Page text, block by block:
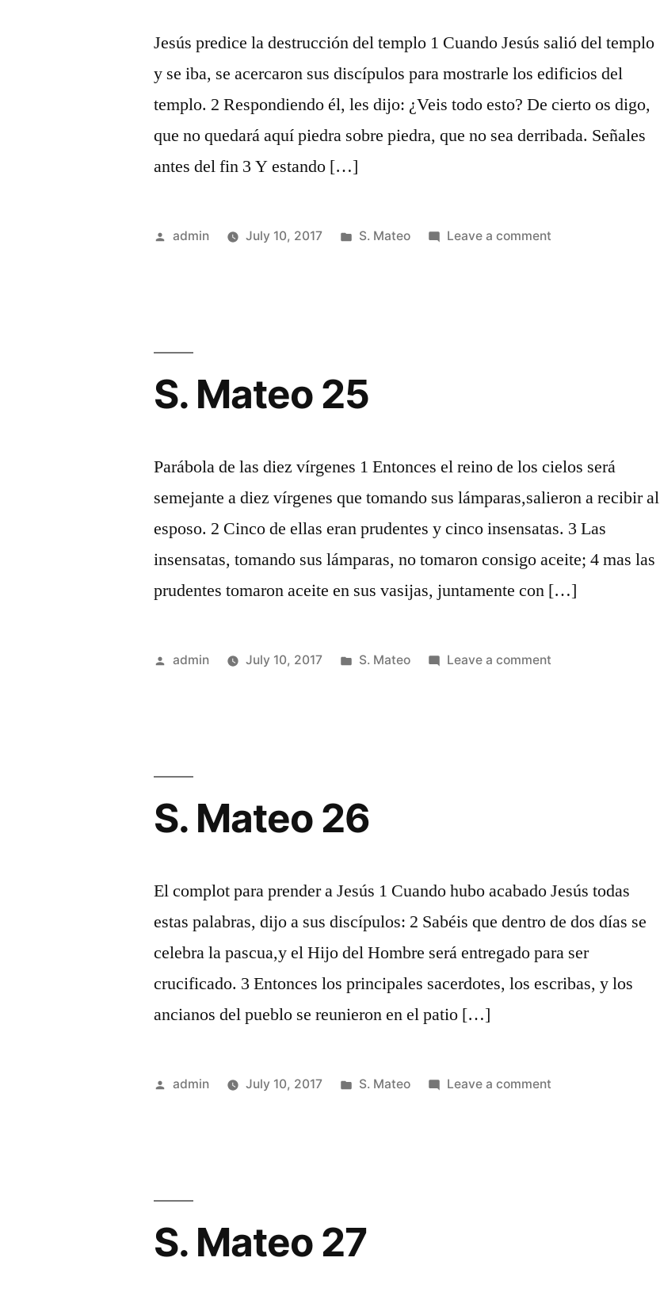
Jesús predice la destrucción del templo 1 Cuando Jesús salió del templo
y se iba, se acercaron sus discípulos para mostrarle los edificios del
templo. 2 Respondiendo él, les dijo: ¿Veis todo esto? De cierto os digo,
que no quedará aquí piedra sobre piedra, que no sea derribada. Señales
antes del fin 3 Y estando […]
Posted
admin July 10, 2017
Posted
S. Mateo Leave a commenton
S. Mateo 25
Parábola de las diez vírgenes 1 Entonces el reino de los cielos será
semejante a diez vírgenes que tomando sus lámparas,salieron a recibir al
esposo. 2 Cinco de ellas eran prudentes y cinco insensatas. 3 Las
insensatas, tomando sus lámparas, no tomaron consigo aceite; 4 mas las
prudentes tomaron aceite en sus vasijas, juntamente con […]
Posted
admin July 10, 2017
Posted
S. Mateo Leave a commenton
S. Mateo 26
El complot para prender a Jesús 1 Cuando hubo acabado Jesús todas
estas palabras, dijo a sus discípulos: 2 Sabéis que dentro de dos días se
celebra la pascua,y el Hijo del Hombre será entregado para ser
crucificado. 3 Entonces los principales sacerdotes, los escribas, y los
ancianos del pueblo se reunieron en el patio […]
Posted
admin July 10, 2017
Posted
S. Mateo Leave a commenton
S. Mateo 27